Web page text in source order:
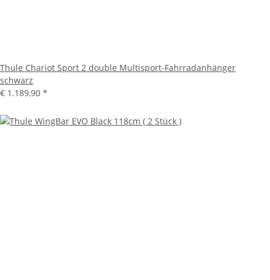
Thule Chariot Sport 2 double Multisport-Fahrradanhänger
schwarz
€ 1.189,90 *